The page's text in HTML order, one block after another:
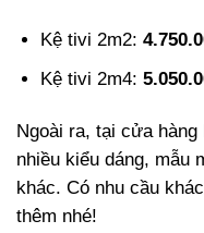
Kệ tivi 2m2:
Kệ tivi 2m4:
Ngoài ra, tại cửa
nhiều kiểu dáng, mẫu
khác. Có nhu cầu
thêm nhé!